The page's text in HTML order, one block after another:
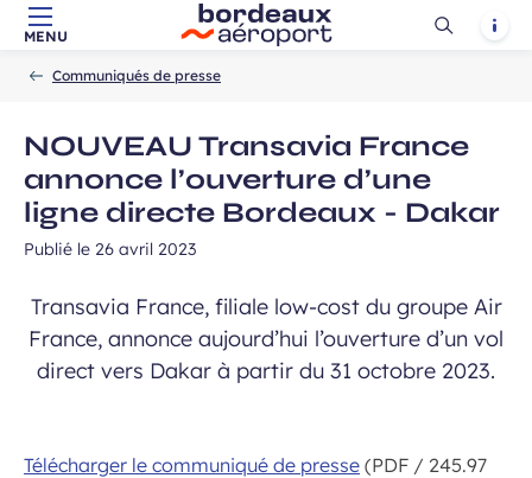
Aller au contenu principal
Aller à la navigation
Aller à la
MENU
Ouvrir
Communiqués de presse
NOUVEAU Transavia France
annonce l’ouverture d’une
ligne directe Bordeaux - Dakar
Publié le 26 avril 2023
Transavia France, filiale low-cost du groupe Air
France, annonce aujourd’hui l’ouverture d’un vol
direct vers Dakar à partir du 31 octobre 2023.
Télécharger le communiqué de presse (PDF / 245.97